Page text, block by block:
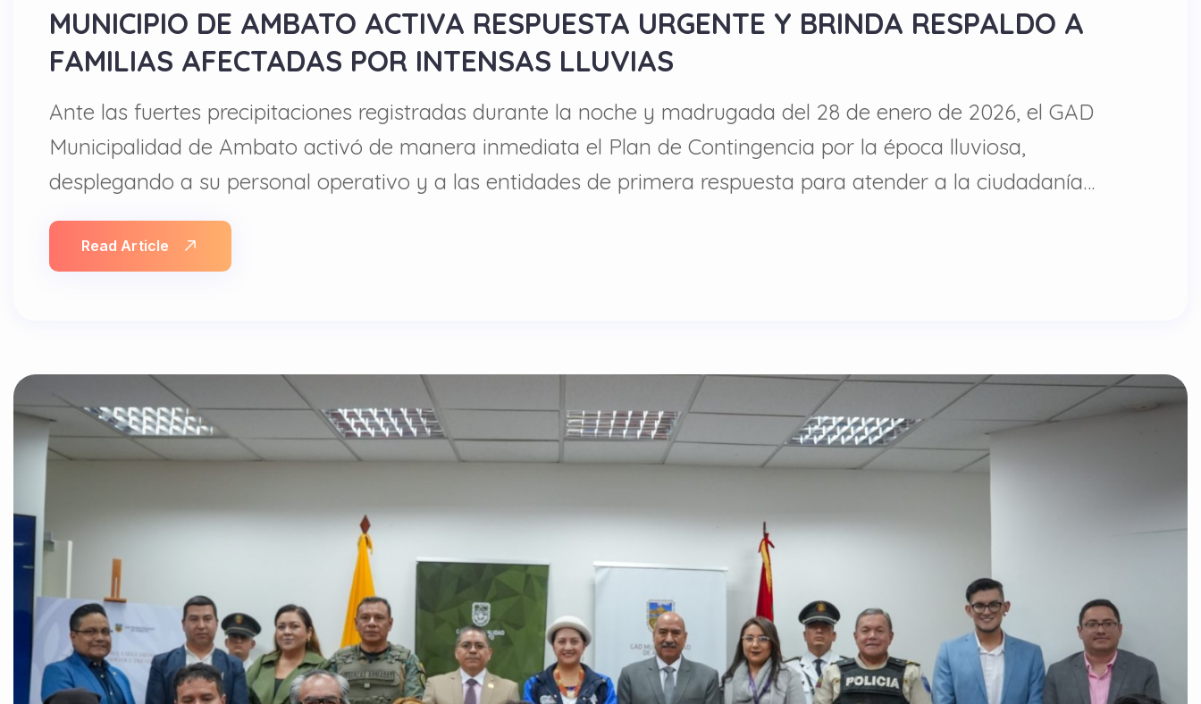
MUNICIPIO DE AMBATO ACTIVA RESPUESTA URGENTE Y BRINDA RESPALDO A
FAMILIAS AFECTADAS POR INTENSAS LLUVIAS
Ante las fuertes precipitaciones registradas durante la noche y madrugada del 28 de enero de 2026, el GAD
Municipalidad de Ambato activó de manera inmediata el Plan de Contingencia por la época lluviosa,
desplegando a su personal operativo y a las entidades de primera respuesta para atender a la ciudadanía…
Read Article